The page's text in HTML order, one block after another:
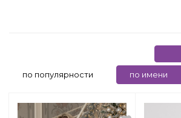
по популярности по имени